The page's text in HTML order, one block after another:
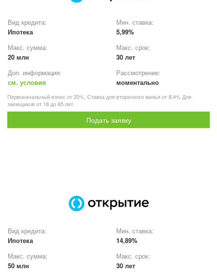
Вид кредита:
Ипотека
Мин. ставка:
5,99%
Макс. сумма:
20 млн
Макс. срок:
30 лет
Доп. информация:
см. условия
Рассмотрение:
моментально
Первоначальный взнос от 20%. Ставка для вторичного жилья от 8,4% Для
заемщиков от 18 до 65 лет.
Подать заявку
Вид кредита:
Ипотека
Мин. ставка:
14,89%
Макс. сумма:
50 млн
Макс. срок:
30 лет